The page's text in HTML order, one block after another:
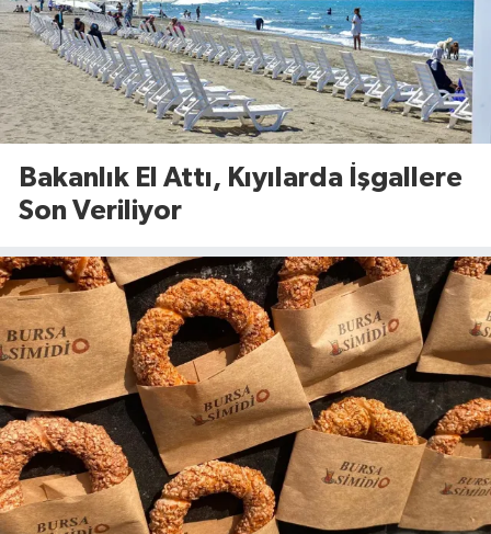
Bakanlık El Attı, Kıyılarda İşgallere
Son Veriliyor